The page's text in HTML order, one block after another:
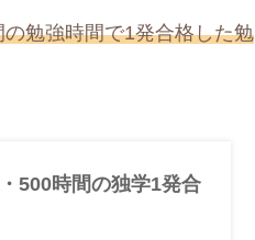
勉強時間で1発合格した勉
500時間の独学1発合